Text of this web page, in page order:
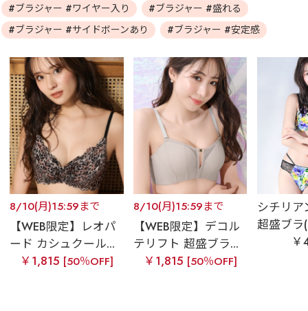
#ブラジャー #ワイヤー入り
#ブラジャー #盛れる
#ブラジャー #サイドボーンあり
#ブラジャー #安定感
8/10(月)15:59まで
【WEB限定】レオパ
ード カシュクール...
￥1,815 [50％OFF]
8/10(月)15:59まで
【WEB限定】デコル
テリフト 超盛ブラ...
￥1,815 [50％OFF]
シチリア
超盛ブラ